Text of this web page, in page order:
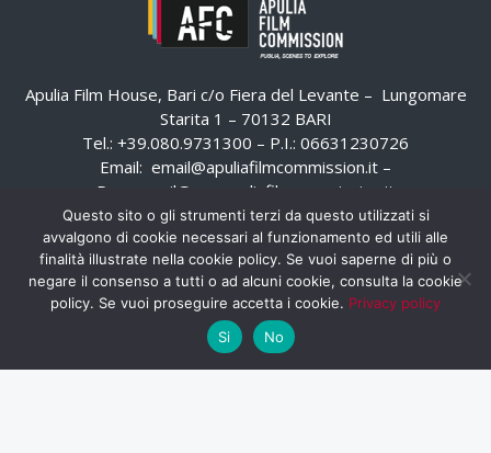
Apulia Film House, Bari c/o Fiera del Levante – Lungomare
Starita 1 – 70132 BARI
Tel.: +39.080.9731300 – P.I.: 06631230726
Email: email@apuliafilmcommission.it –
Pec:
email@pec.apuliafilmcommission.it
Questo sito o gli strumenti terzi da questo utilizzati si
avvalgono di cookie necessari al funzionamento ed utili alle
finalità illustrate nella cookie policy. Se vuoi saperne di più o
negare il consenso a tutti o ad alcuni cookie, consulta la cookie
policy. Se vuoi proseguire accetta i cookie. Privacy policy
Si
No